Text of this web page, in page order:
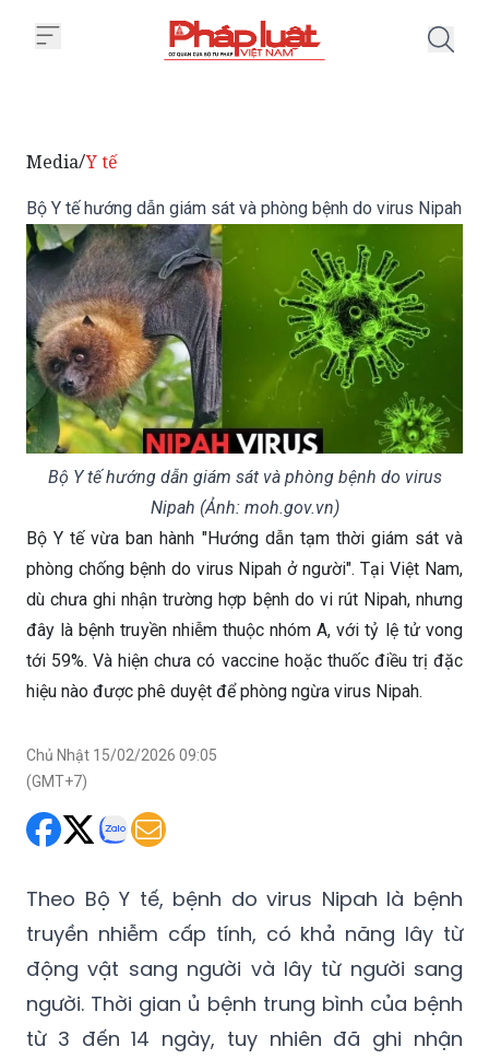
Media/Y tế
Bộ Y tế hướng dẫn giám sát và phòng bệnh do virus Nipah
Bộ Y tế hướng dẫn giám sát và phòng bệnh do virus
Nipah (Ảnh: moh.gov.vn)
Bộ Y tế vừa ban hành "Hướng dẫn tạm thời giám sát và
phòng chống bệnh do virus Nipah ở người". Tại Việt Nam,
dù chưa ghi nhận trường hợp bệnh do vi rút Nipah, nhưng
đây là bệnh truyền nhiễm thuộc nhóm A, với tỷ lệ tử vong
hiệu nào được phê duyệt để phòng ngừa virus Nipah.
Chủ Nhật 15/02/2026 09:05
Theo Bộ Y tế, bệnh do virus Nipah là bệnh
truyền nhiễm cấp tính, có khả năng lây từ
động vật sang người và lây từ người sang